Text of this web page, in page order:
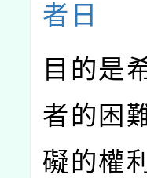
者日
目的是
者的困
礙的權